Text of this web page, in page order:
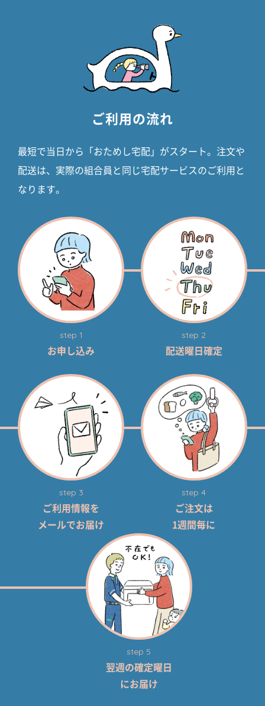
ご利用の流れ
最短で当日から「おためし宅配」がスタート。 注文や
配送は、実際の組合員と同じ宅配サービスのご利用と
なります。
step 1
お申し込み
step 2
配送曜日確定
step 3
ご利用情報を
メールでお届け
step 4
ご注文は
1週間毎に
step 5
翌週の確定曜日
にお届け